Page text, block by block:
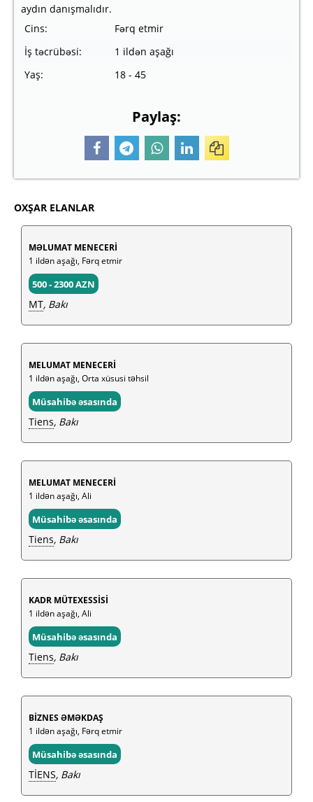
aydın danışmalıdır.
Cins:
Fərq etmir
İş təcrübəsi:
1 ildən aşağı
Yaş:
18 - 45
Paylaş:
OXŞAR ELANLAR
MƏLUMAT MENECERİ
1 ildən aşağı, Fərq etmir
500 - 2300 AZN
MT, Bakı
MELUMAT MENECERİ
1 ildən aşağı, Orta xüsusi təhsil
Müsahibə əsasında
Tiens, Bakı
MELUMAT MENECERİ
1 ildən aşağı, Ali
Müsahibə əsasında
Tiens, Bakı
KADR MÜTEXESSİSİ
1 ildən aşağı, Ali
Müsahibə əsasında
Tiens, Bakı
BİZNES ƏMƏKDAŞ
1 ildən aşağı, Fərq etmir
Müsahibə əsasında
TİENS, Bakı